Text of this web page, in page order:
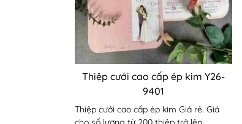
Thiệp cưới cao cấp ép kim Y26-
9401
Thiệp cưới cao cấp ép kim Giá rẻ. Giá